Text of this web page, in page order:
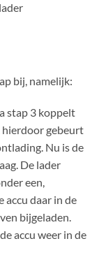
bij, namelijk:
stap 3 koppelt
hierdoor gebeurt
Nu is de
De lader
een,
accu daar in de
bijgeladen.
accu weer in de